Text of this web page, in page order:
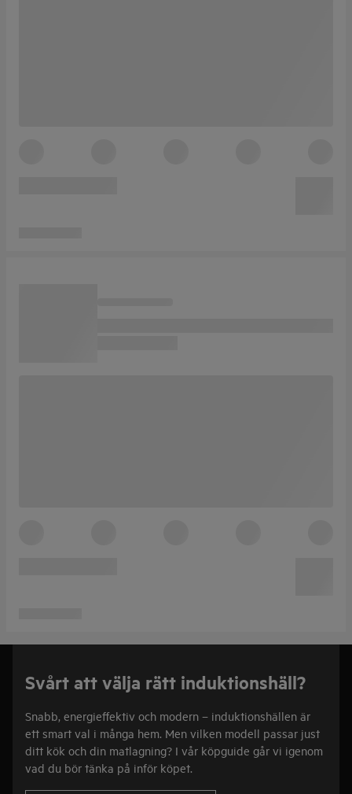
Svårt att välja rätt induktionshäll?
Snabb, energieffektiv och modern – induktionshällen är
ett smart val i många hem. Men vilken modell passar just
ditt kök och din matlagning? I vår köpguide går vi igenom
vad du bör tänka på inför köpet.